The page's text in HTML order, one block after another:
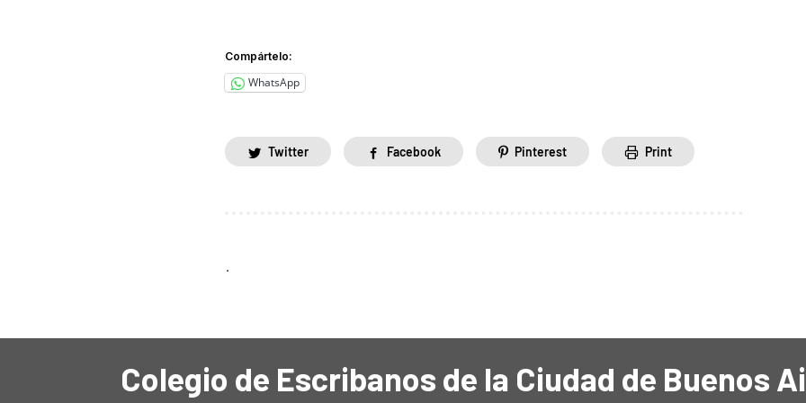
Compártelo:
WhatsApp
Twitter Facebook Pinterest Print
.
Colegio de Escribanos de la Ciudad de Buenos